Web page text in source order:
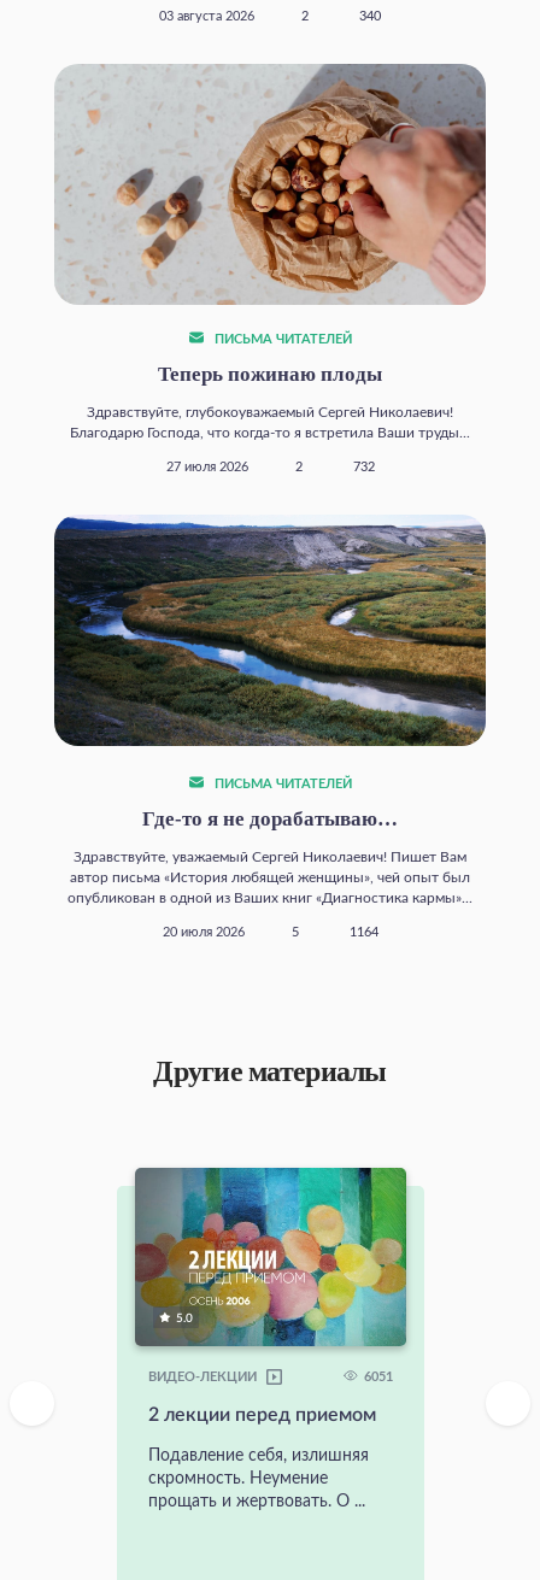
03 августа 2026 2 340
ПИСЬМА ЧИТАТЕЛЕЙ
Теперь пожинаю плоды
Здравствуйте, глубокоуважаемый Сергей Николаевич!
Благодарю Господа, что когда‑то я встретила Ваши труды...
27 июля 2026 2 732
ПИСЬМА ЧИТАТЕЛЕЙ
Где‑то я не дорабатываю…
Здравствуйте, уважаемый Сергей Николаевич! Пишет Вам
автор письма «История любящей женщины», чей опыт был
опубликован в одной из Ваших книг «Диагностика кармы»...
20 июля 2026 5 1164
Другие материалы
5.0
ВИДЕО-ЛЕКЦИИ 6051
2 лекции перед приемом
Подавление себя, излишняя
скромность. Неумение
прощать и жертвовать. О ...